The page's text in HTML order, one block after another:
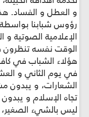
و العطل و الفساد.
رؤوس شبابنا
الإعلامية الصوتية و
الوقت نفسه
هؤلاء الشباب في
في يوم الثاني و
الشعارات، و يبدون
تجاه الإسلام و
ليس بالشيء